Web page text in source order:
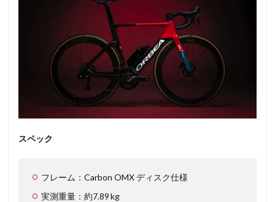
スペック
フレーム：Carbon OMX ディスク仕様
実測重量：約7.89 kg